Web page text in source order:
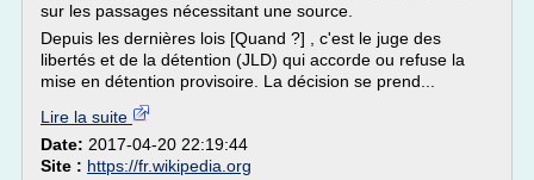
sur les passages nécessitant une source.
Depuis les dernières lois [Quand ?] , c'est le juge des
libertés et de la détention (JLD) qui accorde ou refuse la
mise en détention provisoire. La décision se prend...
Lire la suite
Date: 2017-04-20 22:19:44
Site : https://fr.wikipedia.org